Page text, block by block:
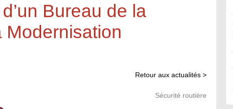
Bureau de la
Modernisation
Retour aux actualités >
Sécurité routière